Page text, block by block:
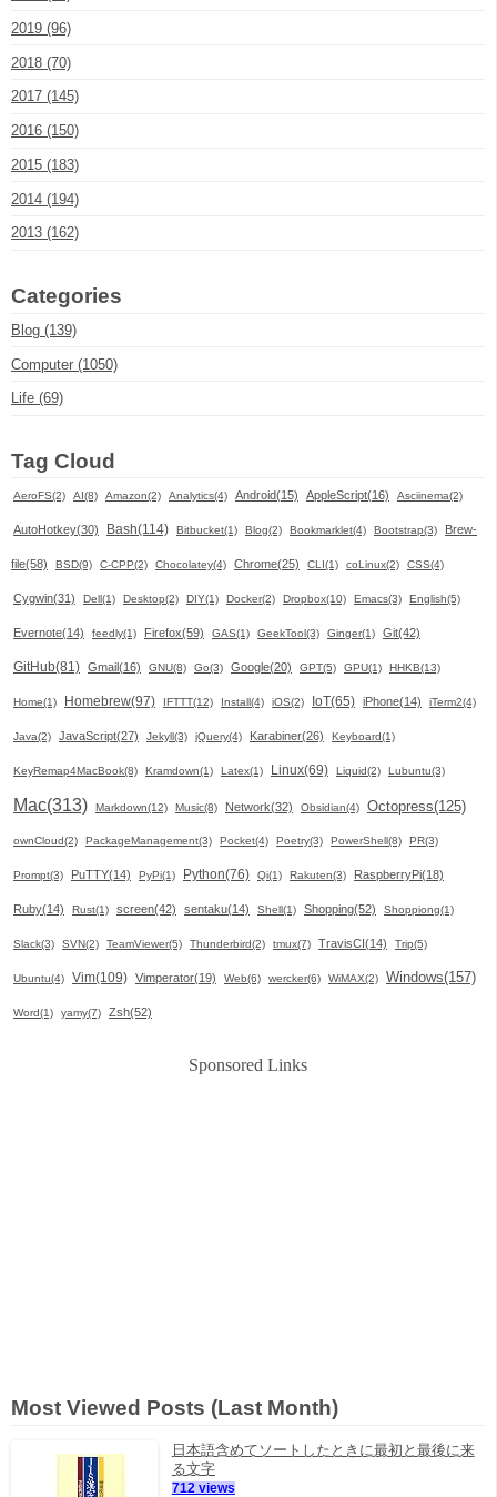
2019 (96)
2018 (70)
2017 (145)
2016 (150)
2015 (183)
2014 (194)
2013 (162)
Categories
Blog (139)
Computer (1050)
Life (69)
Tag Cloud
AeroFS(2) AI(8) Amazon(2) Analytics(4) Android(15) AppleScript(16) Asciinema(2)
AutoHotkey(30) Bash(114) Bitbucket(1) Blog(2) Bookmarklet(4) Bootstrap(3) Brew-
file(58) BSD(9) C-CPP(2) Chocolatey(4) Chrome(25) CLI(1) coLinux(2) CSS(4)
Cygwin(31) Dell(1) Desktop(2) DIY(1) Docker(2) Dropbox(10) Emacs(3) English(5)
Evernote(14) feedly(1) Firefox(59) GAS(1) GeekTool(3) Ginger(1) Git(42)
GitHub(81) Gmail(16) GNU(8) Go(3) Google(20) GPT(5) GPU(1) HHKB(13)
Home(1) Homebrew(97) IFTTT(12) Install(4) iOS(2) IoT(65) iPhone(14) iTerm2(4)
Java(2) JavaScript(27) Jekyll(3) jQuery(4) Karabiner(26) Keyboard(1)
KeyRemap4MacBook(8) Kramdown(1) Latex(1) Linux(69) Liquid(2) Lubuntu(3)
Mac(313) Markdown(12) Music(8) Network(32) Obsidian(4) Octopress(125)
ownCloud(2) PackageManagement(3) Pocket(4) Poetry(3) PowerShell(8) PR(3)
Prompt(3) PuTTY(14) PyPi(1) Python(76) Qi(1) Rakuten(3) RaspberryPi(18)
Ruby(14) Rust(1) screen(42) sentaku(14) Shell(1) Shopping(52) Shoppiong(1)
Slack(3) SVN(2) TeamViewer(5) Thunderbird(2) tmux(7) TravisCI(14) Trip(5)
Ubuntu(4) Vim(109) Vimperator(19) Web(6) wercker(6) WiMAX(2) Windows(157)
Word(1) yamy(7) Zsh(52)
Sponsored Links
Most Viewed Posts (Last Month)
日本語含めてソートしたときに最初と最後に来
る文字
712 views